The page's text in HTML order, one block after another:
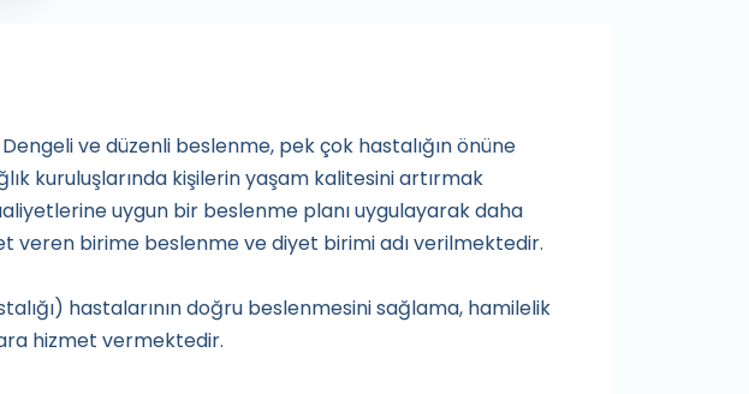
ve düzenli beslenme, pek çok hastalığın önüne
kuruluşlarında kişilerin yaşam kalitesini artırmak
uygun bir beslenme planı uygulayarak daha
veren birime beslenme ve diyet birimi adı verilmektedir.
hastalarının doğru beslenmesini sağlama, hamilelik
hizmet vermektedir.